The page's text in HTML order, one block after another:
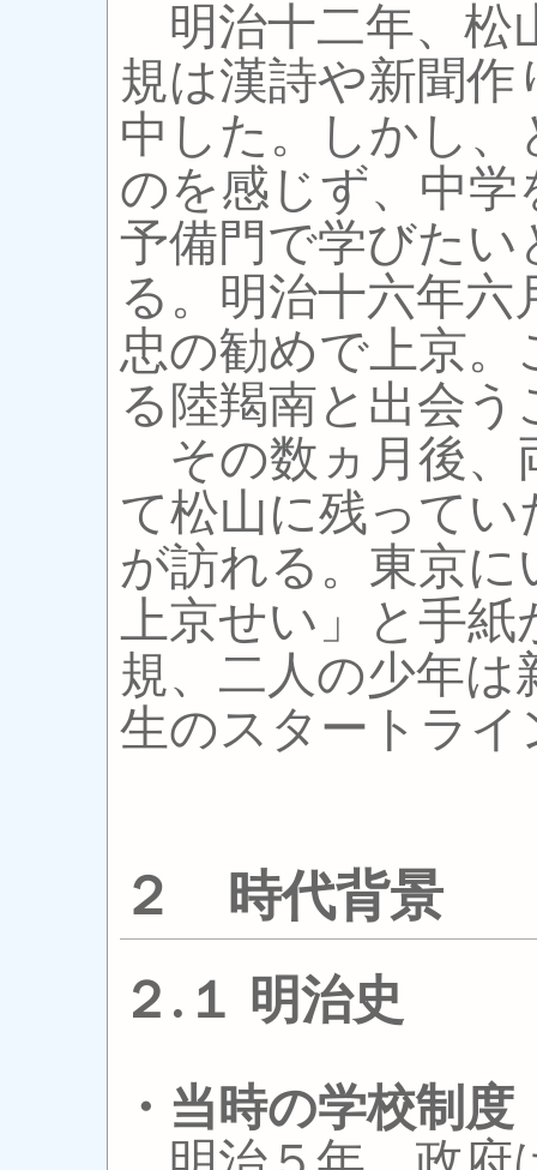
明治十二年、松
規は漢詩や新聞作
中した。しかし
のを感じず、中
予備門で学びた
る。明治十六年六
忠の勧めで上京
る陸羯南と出会
その数ヵ月後、
て松山に残って
が訪れる。東京
上京せい」と手
規、二人の少年は
生のスタートラ
２ 時代背景
２.１ 明治史
・当時の学校制度